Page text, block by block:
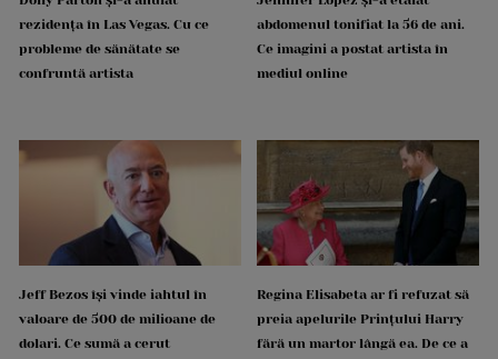
rezidența în Las Vegas. Cu ce
probleme de sănătate se
confruntă artista
abdomenul tonifiat la 56 de ani.
Ce imagini a postat artista în
mediul online
Jeff Bezos își vinde iahtul în
valoare de 500 de milioane de
dolari. Ce sumă a cerut
Regina Elisabeta ar fi refuzat să
preia apelurile Prințului Harry
fără un martor lângă ea. De ce a